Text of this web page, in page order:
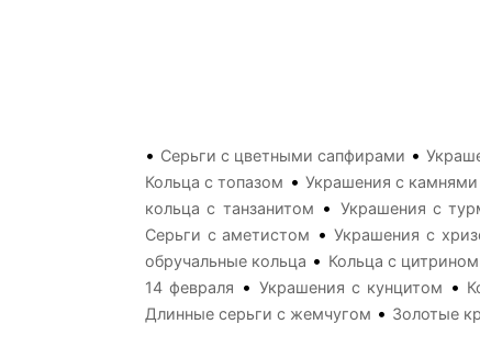
• Серьги с цветными сапфирами •
Кольца с топазом • Украшения с камнями
кольца с танзанитом • Украшения с
Серьги с аметистом •Украшения с
обручальные кольца • Кольца с цитрином
14 февраля • Украшения с кунцитом •
Длинные серьги с жемчугом • Золотые